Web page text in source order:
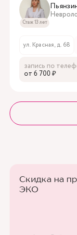
Стаж 13 лет
ул. Красная, д. 68
запись по
oт 6 700 ₽
Скидка на
ЭКО